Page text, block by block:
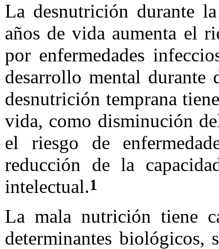
La desnutrición durante
años de vida aumenta el
por enfermedades
desarrollo mental
desnutrición temprana
vida, como disminución
el riesgo de
reducción de la
intelectual.1
La mala nutrición tiene
determinantes biológicos,